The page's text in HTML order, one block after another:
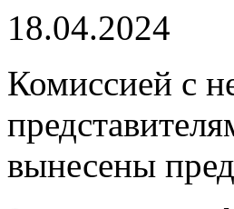
18.04.2024
Комиссией с
вынесены